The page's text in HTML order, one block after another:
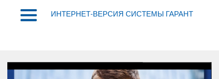
ИНТЕРНЕТ-ВЕРСИЯ СИСТЕМЫ ГАРАНТ